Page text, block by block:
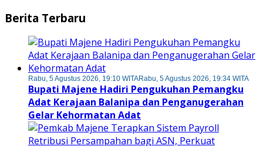
Berita Terbaru
Rabu, 5 Agustus 2026, 19:10 WITARabu, 5 Agustus 2026, 19:34 WITA
Bupati Majene Hadiri Pengukuhan Pemangku
Adat Kerajaan Balanipa dan Penganugerahan
Gelar Kehormatan Adat